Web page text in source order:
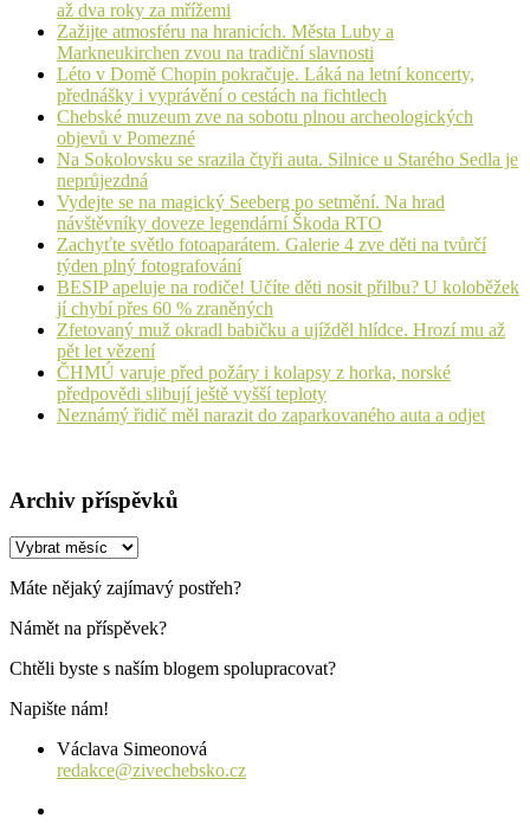
až dva roky za mřížemi
Zažijte atmosféru na hranicích. Města Luby a
Markneukirchen zvou na tradiční slavnosti
Léto v Domě Chopin pokračuje. Láká na letní koncerty,
přednášky i vyprávění o cestách na fichtlech
Chebské muzeum zve na sobotu plnou archeologických
objevů v Pomezné
Na Sokolovsku se srazila čtyři auta. Silnice u Starého Sedla je
neprůjezdná
Vydejte se na magický Seeberg po setmění. Na hrad
návštěvníky doveze legendární Škoda RTO
Zachyťte světlo fotoaparátem. Galerie 4 zve děti na tvůrčí
týden plný fotografování
BESIP apeluje na rodiče! Učíte děti nosit přilbu? U koloběžek
jí chybí přes 60 % zraněných
Zfetovaný muž okradl babičku a ujížděl hlídce. Hrozí mu až
pět let vězení
ČHMÚ varuje před požáry i kolapsy z horka, norské
předpovědi slibují ještě vyšší teploty
Neznámý řidič měl narazit do zaparkovaného auta a odjet
Archiv příspěvků
Archiv
Máte nějaký zajímavý postřeh?
Námět na příspěvek?
Chtěli byste s naším blogem spolupracovat?
Napište nám!
Václava Simeonová
redakce@zivechebsko.cz